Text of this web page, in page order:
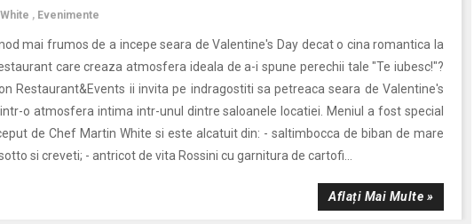
, Evenimente
mai frumos de a incepe seara de Valentine's Day decat o cina romantica la
care creaza atmosfera ideala de a-i spune perechii tale "Te iubesc!"?
Restaurant&Events ii invita pe indragostiti sa petreaca seara de Valentine's
intr-o atmosfera intima intr-unul dintre saloanele locatiei. Meniul a fost special
de Chef Martin White si este alcatuit din: - saltimbocca de biban de mare
si creveti; - antricot de vita Rossini cu garnitura de cartofi...
Aflați Mai Multe »